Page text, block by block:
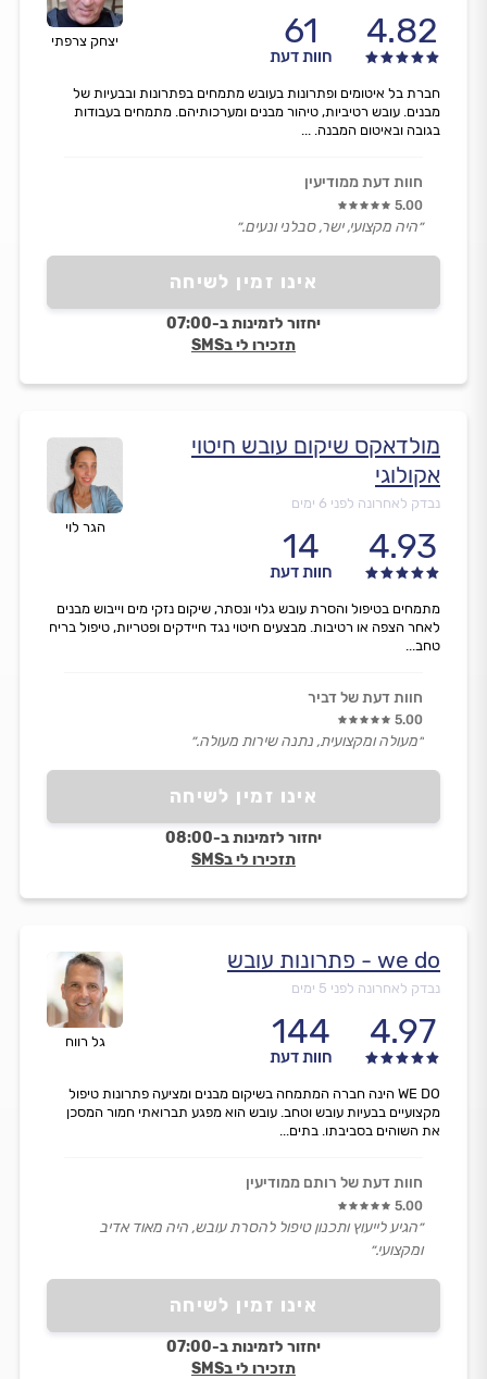
יצחק צרפתי 4.82
61
חוות דעת
אינו זמין לשיחה
יחזור לזמינות ב-07:00
תזכירו לי בSMS
חברת בל איטומים ופתרונות בעובש מתמחים בפתרונות ובבעיות של
מבנים. עובש רטיביות, טיהור מבנים ומערכותיהם. מתמחים בעבודות
בגובה ובאיטום המבנה. ...
חוות דעת ממודיעין
5.00
״היה מקצועי, ישר, סבלני ונעים.״
הגר לוי
מולדאקס שיקום עובש חיטוי
אקולוגי
נבדק לאחרונה לפני 6 ימים
4.93
14
חוות דעת
אינו זמין לשיחה
יחזור לזמינות ב-08:00
תזכירו לי בSMS
מתמחים בטיפול והסרת עובש גלוי ונסתר, שיקום נזקי מים וייבוש מבנים
לאחר הצפה או רטיבות. מבצעים חיטוי נגד חיידקים ופטריות, טיפול בריח
טחב...
חוות דעת של דביר
5.00
״מעולה ומקצועית, נתנה שירות מעולה.״
גל רווח
we do - פתרונות עובש
נבדק לאחרונה לפני 5 ימים
4.97
144
חוות דעת
אינו זמין לשיחה
יחזור לזמינות ב-07:00
תזכירו לי בSMS
WE DO הינה חברה המתמחה בשיקום מבנים ומציעה פתרונות טיפול
מקצועיים בבעיות עובש וטחב. עובש הוא מפגע תברואתי חמור המסכן
את השוהים בסביבתו. בתים...
חוות דעת של רותם ממודיעין
5.00
״הגיע לייעוץ ותכנון טיפול להסרת עובש, היה מאוד אדיב
ומקצועי.״